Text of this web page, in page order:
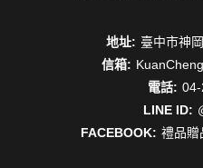
地址: 臺中市神
信箱:
電話:
LINE ID:
FACEBOOK: 禮品贈